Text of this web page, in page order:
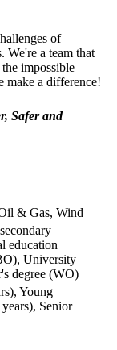
of
We're a team that
impossible
make a difference!
Safer and
& Gas, Wind
education
University
degree (WO)
Young
Senior